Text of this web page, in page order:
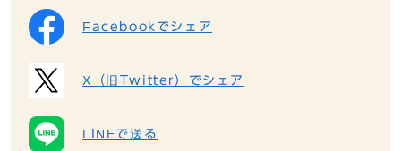
Facebookでシェア
X（旧Twitter）でシェア
LINEで送る